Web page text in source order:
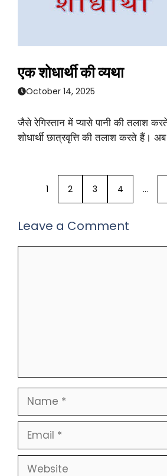
एक शोधार्थी की व्यथा
October 14, 2025
जैसे रेगिस्तान में प्यासे पानी की तलाश
शोधार्थी छात्रवृत्ति की तलाश करते हैं। अब
1 2 3 4 …
Leave a Comment
Name
Email
Website